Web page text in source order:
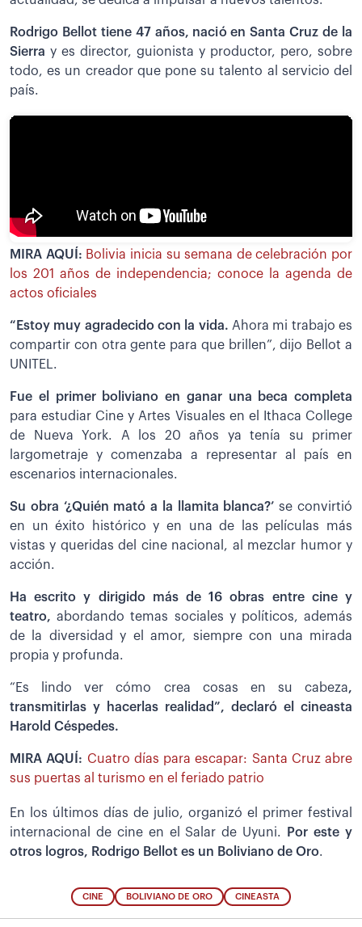
Rodrigo Bellot tiene 47 años, nació en Santa Cruz de la
Sierra y es director, guionista y productor, pero, sobre
todo, es un creador que pone su talento al servicio del
país.
MIRA AQUÍ: Bolivia inicia su semana de celebración por
los 201 años de independencia; conoce la agenda de
actos oficiales
“Estoy muy agradecido con la vida. Ahora mi trabajo es
compartir con otra gente para que brillen”, dijo Bellot a
UNITEL.
Fue el primer boliviano en ganar una beca completa
para estudiar Cine y Artes Visuales en el Ithaca College
de Nueva York. A los 20 años ya tenía su primer
largometraje y comenzaba a representar al país en
escenarios internacionales.
Su obra ‘¿Quién mató a la llamita blanca?’se convirtió
en un éxito histórico y en una de las películas más
vistas y queridas del cine nacional, al mezclar humor y
acción.
Ha escrito y dirigido más de 16 obras entre cine y
teatro, abordando temas sociales y políticos, además
de la diversidad y el amor, siempre con una mirada
propia y profunda.
“Es lindo ver cómo crea cosas en su cabeza,
transmitirlas y hacerlas realidad”, declaró el cineasta
Harold Céspedes.
MIRA AQUÍ: Cuatro días para escapar: Santa Cruz abre
sus puertas al turismo en el feriado patrio
En los últimos días de julio, organizó el primer festival
internacional de cine en el Salar de Uyuni.
Por este y
otros logros, Rodrigo Bellot es un Boliviano de Oro.
CINE BOLIVIANO DE ORO CINEASTA